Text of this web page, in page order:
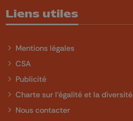
Liens utiles
Mentions légales
CSA
Publicité
Charte sur l'égalité et la diversité
Nous contacter